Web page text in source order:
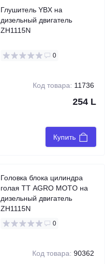
Глушитель YBX на
дизельный двигатель
ZH1115N
0
Код товара: 11736
254 L
Купить
Головка блока цилиндра
голая TT AGRO MOTO на
дизельный двигатель
ZH1115N
0
Код товара: 90362